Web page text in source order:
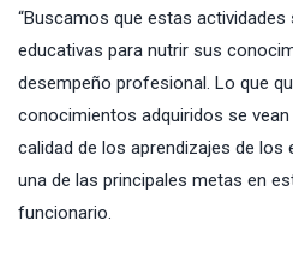
“Buscamos que estas
educativas para nutrir sus
desempeño profesional. Lo que
conocimientos adquiridos se
calidad de los aprendizajes de los
una de las principales metas en
funcionario.